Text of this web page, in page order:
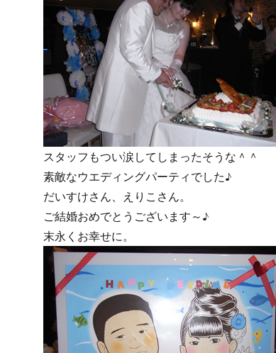
スタッフもつい涙してしまったそうな＾＾
素敵なウエディングパーティでした♪
だいすけさん、えりこさん。
ご結婚おめでとうございます～♪
末永くお幸せに。